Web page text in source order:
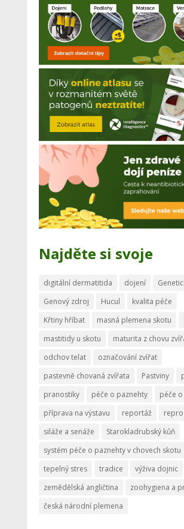
Najděte si svoje
digitální dermatitida dojení
Genový zdroj
Hucul
kvalita péče
Křtiny hříbat
masná plemena skotu
mastitidy u skotu
maturita z chovu
odchov telat
označování zvířat
pastevně chovaná zvířata
Pastviny
pranostiky
péče o paznehty
péče
příprava na výstavu
reportáž
siláže a senáže
Starokladrubský kůň
systém péče o paznehty v chovech skotu
tepelný stres
tradice
výživa dojnic
zemědělská angličtina
zoohygiena a
česká národní plemena